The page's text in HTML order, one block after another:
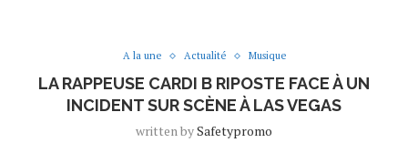
A la une Actualité Musique
LA RAPPEUSE CARDI B RIPOSTE FACE À UN
INCIDENT SUR SCÈNE À LAS VEGAS
written bySafetypromo